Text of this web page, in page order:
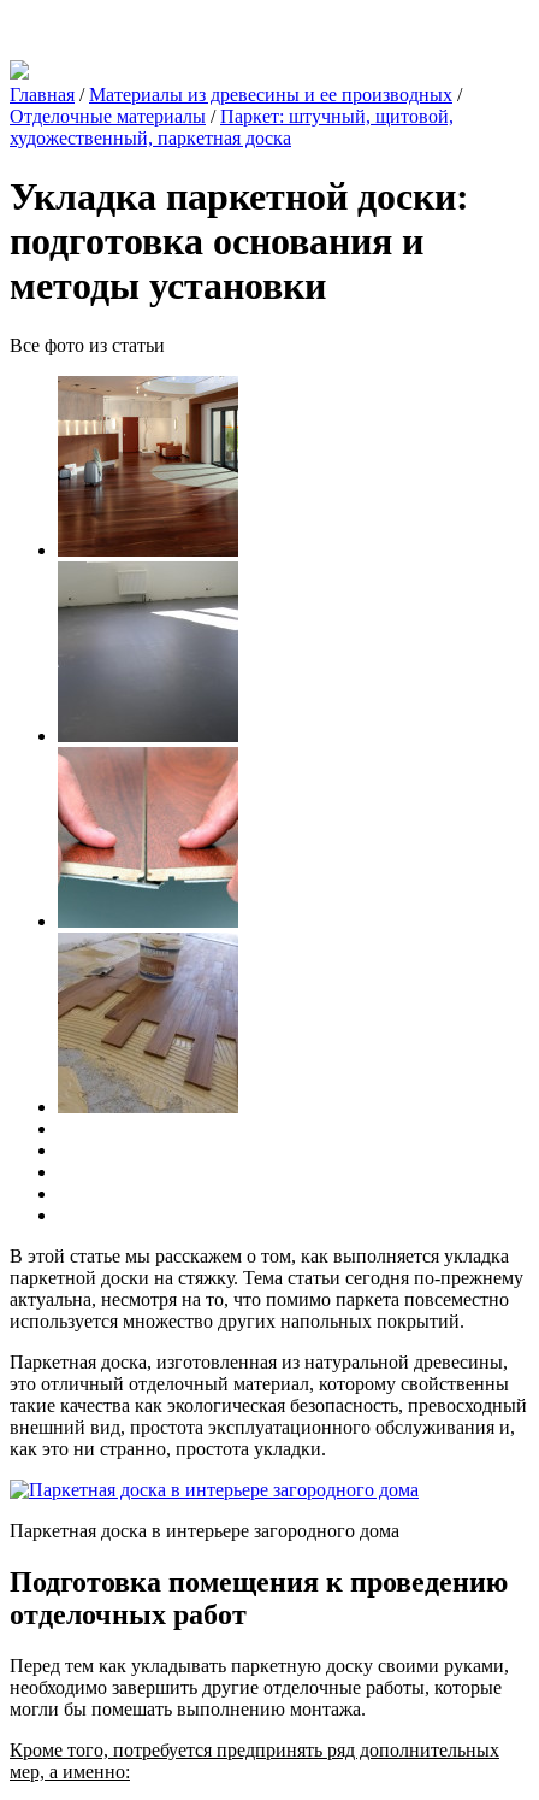
Главная /Материалы из древесины и ее производных /
Отделочные материалы /Паркет: штучный, щитовой,
художественный, паркетная доска
Укладка паркетной доски:
подготовка основания и
методы установки
Все фото из статьи
В этой статье мы расскажем о том, как выполняется укладка
паркетной доски на стяжку. Тема статьи сегодня по-прежнему
актуальна, несмотря на то, что помимо паркета повсеместно
используется множество других напольных покрытий.
Паркетная доска, изготовленная из натуральной древесины,
это отличный отделочный материал, которому свойственны
такие качества как экологическая безопасность, превосходный
внешний вид, простота эксплуатационного обслуживания и,
как это ни странно, простота укладки.
Паркетная доска в интерьере загородного дома
Подготовка помещения к проведению
отделочных работ
Перед тем как укладывать паркетную доску своими руками,
необходимо завершить другие отделочные работы, которые
могли бы помешать выполнению монтажа.
Кроме того, потребуется предпринять ряд дополнительных
мер, а именно: